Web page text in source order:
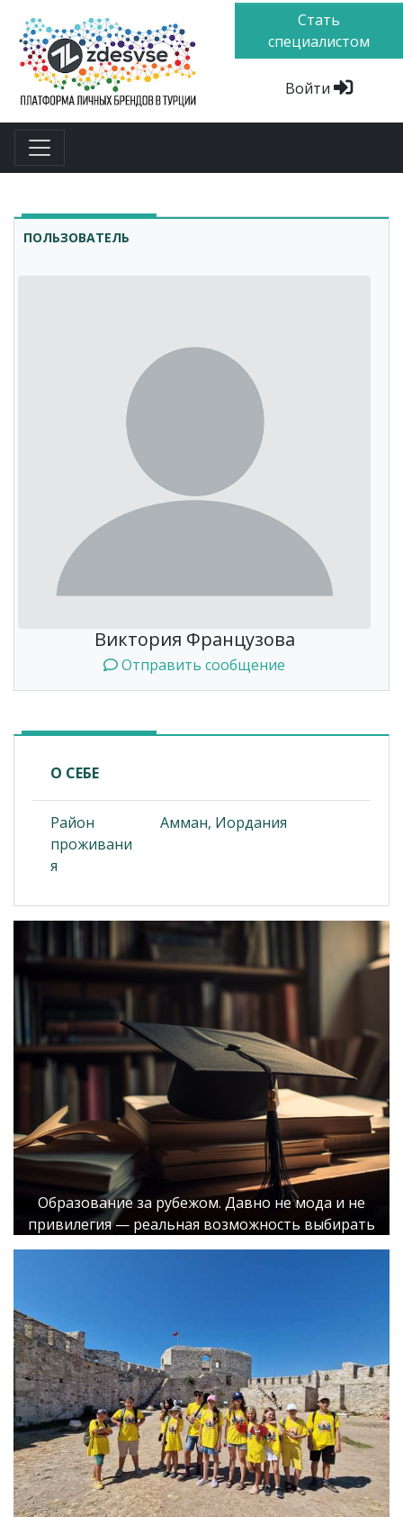
Стать
специалистом
Войти
ПОЛЬЗОВАТЕЛЬ
Виктория Французова
Отправить сообщение
О СЕБЕ
Район
проживани
я
Амман, Иордания
Образование за рубежом. Давно не мода и не
привилегия — реальная возможность выбирать